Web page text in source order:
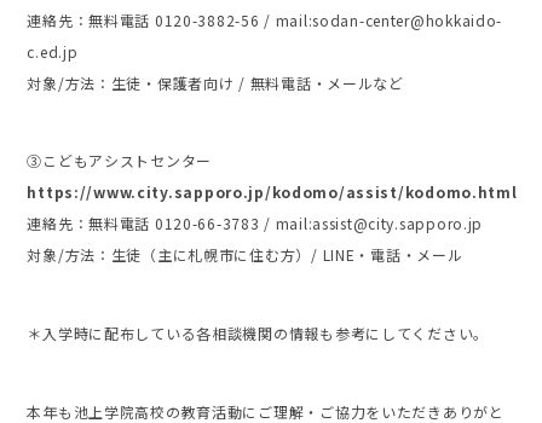
連絡先：無料電話 0120-3882-56 / mail:sodan-center@hokkaido-
c.ed.jp
対象/方法：生徒・保護者向け / 無料電話・メールなど
➂こどもアシストセンター
https://www.city.sapporo.jp/kodomo/assist/kodomo.html
連絡先：無料電話 0120-66-3783 / mail:assist@city.sapporo.jp
対象/方法：生徒（主に札幌市に住む方）/ LINE・電話・メール
＊入学時に配布している各相談機関の情報も参考にしてください。
本年も池上学院高校の教育活動にご理解・ご協力をいただきありがと